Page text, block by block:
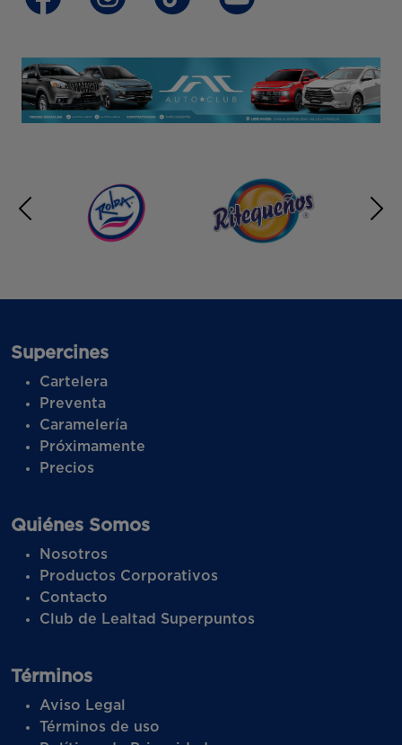
Supercines
Cartelera
Preventa
Caramelería
Próximamente
Precios
Quiénes Somos
Nosotros
Productos Corporativos
Contacto
Club de Lealtad Superpuntos
Términos
Aviso Legal
Términos de uso